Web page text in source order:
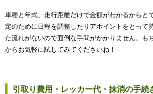
車種と年式、走行距離だけで金額がわかるからと
定のために日程を調整したりアポイントをとって
た流れがないので面倒な手間がかかりません。も
からお気軽に試してみてくださいね！
引取り費用・レッカー代・抹消の手続